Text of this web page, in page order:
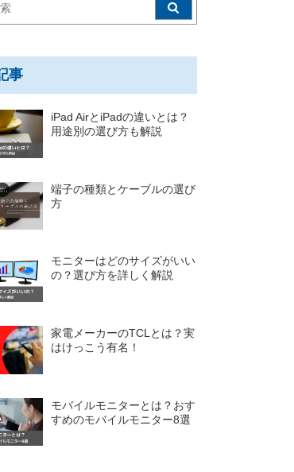
事
iPad AirとiPadの違いとは？
用途別の選び方も解説
端子の種類とケーブルの選び
方
モニターはどのサイズがいい
の？選び方を詳しく解説
家電メーカーのTCLとは？実
はけっこう有名！
モバイルモニターとは？おす
すめのモバイルモニター8選